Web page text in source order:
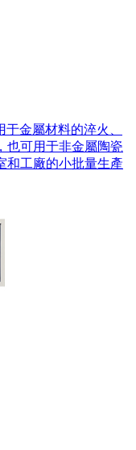
金屬材料的淬火、
也可用于非金屬陶瓷
和工廠的小批量生產